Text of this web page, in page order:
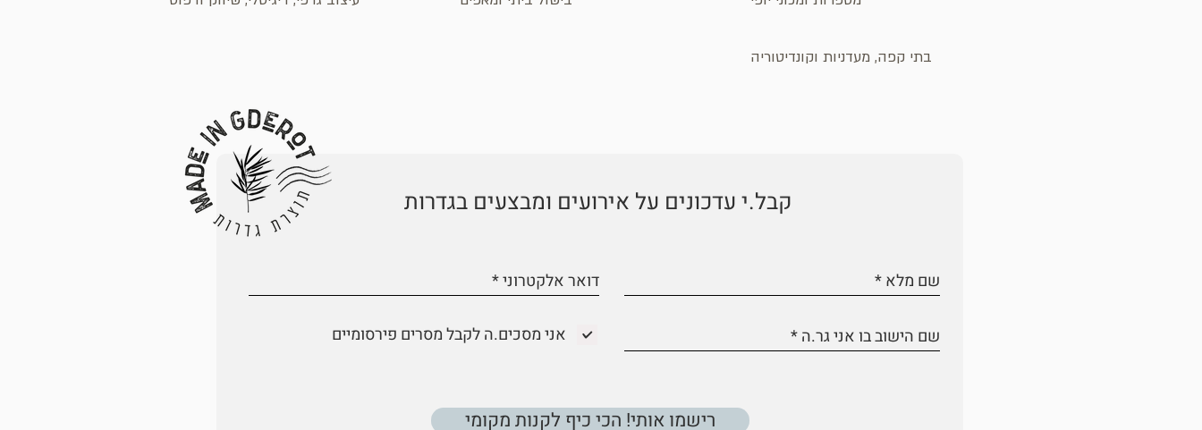
בתי קפה, מעדניות וקונדיטוריה
קבל.י עדכונים על אירועים ומבצעים בגדרות
אני מסכים.ה לקבל מסרים פירסומיים
רישמו אותי! הכי כיף לקנות מקומי